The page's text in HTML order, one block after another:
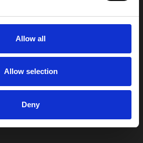
Allow all
Allow selection
Deny